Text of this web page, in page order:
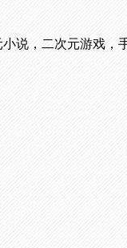
说，二次元游戏